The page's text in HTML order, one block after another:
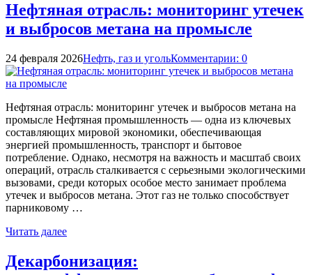
Нефтяная отрасль: мониторинг утечек
и выбросов метана на промысле
24 февраля 2026Нефть, газ и угольКомментарии: 0
Нефтяная отрасль: мониторинг утечек и выбросов метана на
промысле Нефтяная промышленность — одна из ключевых
составляющих мировой экономики, обеспечивающая
энергией промышленность, транспорт и бытовое
потребление. Однако, несмотря на важность и масштаб своих
операций, отрасль сталкивается с серьезными экологическими
вызовами, среди которых особое место занимает проблема
утечек и выбросов метана. Этот газ не только способствует
парниковому …
Читать далее
Декарбонизация: